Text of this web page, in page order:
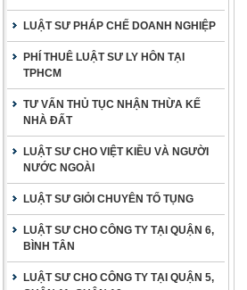
LUẬT SƯ PHÁP CHẾ DOANH NGHIỆP
PHÍ THUÊ LUẬT SƯ LY HÔN TẠI
TPHCM
TƯ VẤN THỦ TỤC NHẬN THỪA KẾ
NHÀ ĐẤT
LUẬT SƯ CHO VIỆT KIỀU VÀ NGƯỜI
NƯỚC NGOÀI
LUẬT SƯ GIỎI CHUYÊN TỐ TỤNG
LUẬT SƯ CHO CÔNG TY TẠI QUẬN 6,
BÌNH TÂN
LUẬT SƯ CHO CÔNG TY TẠI QUẬN 5,